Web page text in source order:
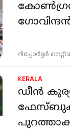
റിപ്പോർട്ടർ
KERALA
ഡീൻ